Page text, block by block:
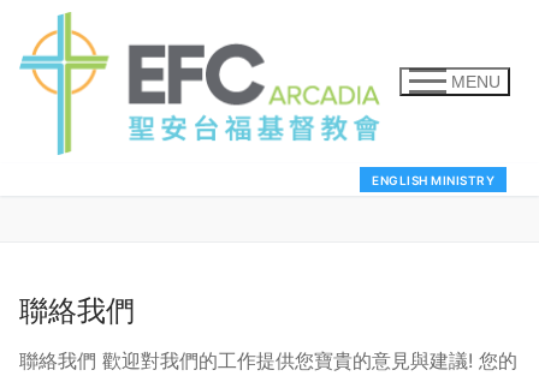
MENU
ENGLISH MINISTRY
聯絡我們
聯絡我們 歡迎對我們的工作提供您寶貴的意見與建議! 您的